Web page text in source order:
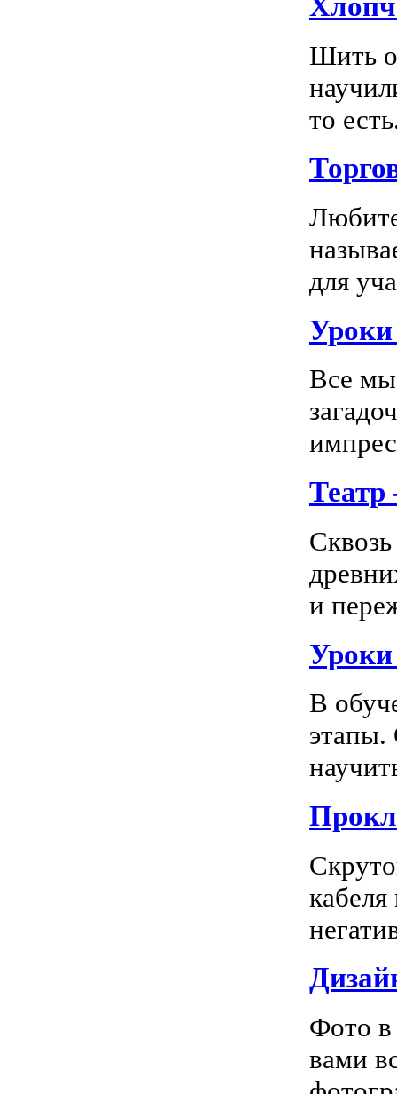
Шить
то
для
Уроки
Все
и
В
этапы.
Фото в
вами